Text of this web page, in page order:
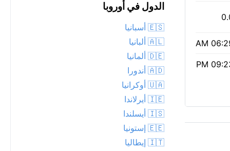
06:29
09:23
الدول في أوروبا
🇪🇸 أسبانيا
🇦🇱 ألبانيا
🇩🇪 ألمانيا
🇦🇩 أندورا
🇺🇦 أوكرانيا
🇮🇪 أيرلاندا
🇮🇸 أيسلندا
🇪🇪 إستونيا
🇮🇹 إيطاليا